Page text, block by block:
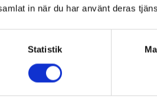
in när du har använt deras
Statistik
diskho LTS902-2 för stora kök